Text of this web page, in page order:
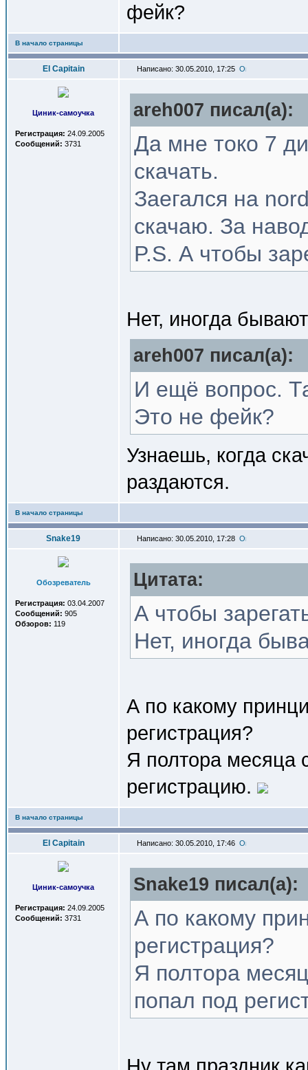
фейк?
В начало страницы
El Capitain Написано: 30.05.2010, 17:25
Циник-самоучка
Регистрация: 24.09.2005
Сообщений: 3731
areh007 писал(a):
Да мне токо 7
скачать.
Заегался на
скачаю. За
P.S. А чтобы
Нет, иногда
areh007 писал(a):
И ещё вопрос.
Это не фейк?
Узнаешь, когда
раздаются.
В начало страницы
Snake19 Написано: 30.05.2010, 17:28
Обозреватель
Регистрация: 03.04.2007
Сообщений: 905
Обзоров: 119
Цитата:
А чтобы
Нет, иногда
А по какому
регистрация?
Я полтора месяца
регистрацию.
В начало страницы
El Capitain Написано: 30.05.2010, 17:46
Циник-самоучка
Регистрация: 24.09.2005
Сообщений: 3731
Snake19 писал(a):
А по какому
регистрация?
Я полтора
попал под